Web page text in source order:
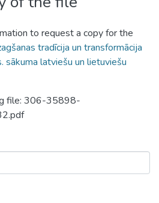
to request a copy for the
tradīcija un transformācija
sākuma latviešu un lietuviešu
file: 306-35898-